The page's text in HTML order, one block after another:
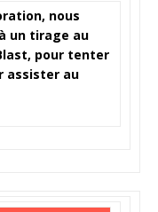
nous
un tirage au
pour tenter
assister au